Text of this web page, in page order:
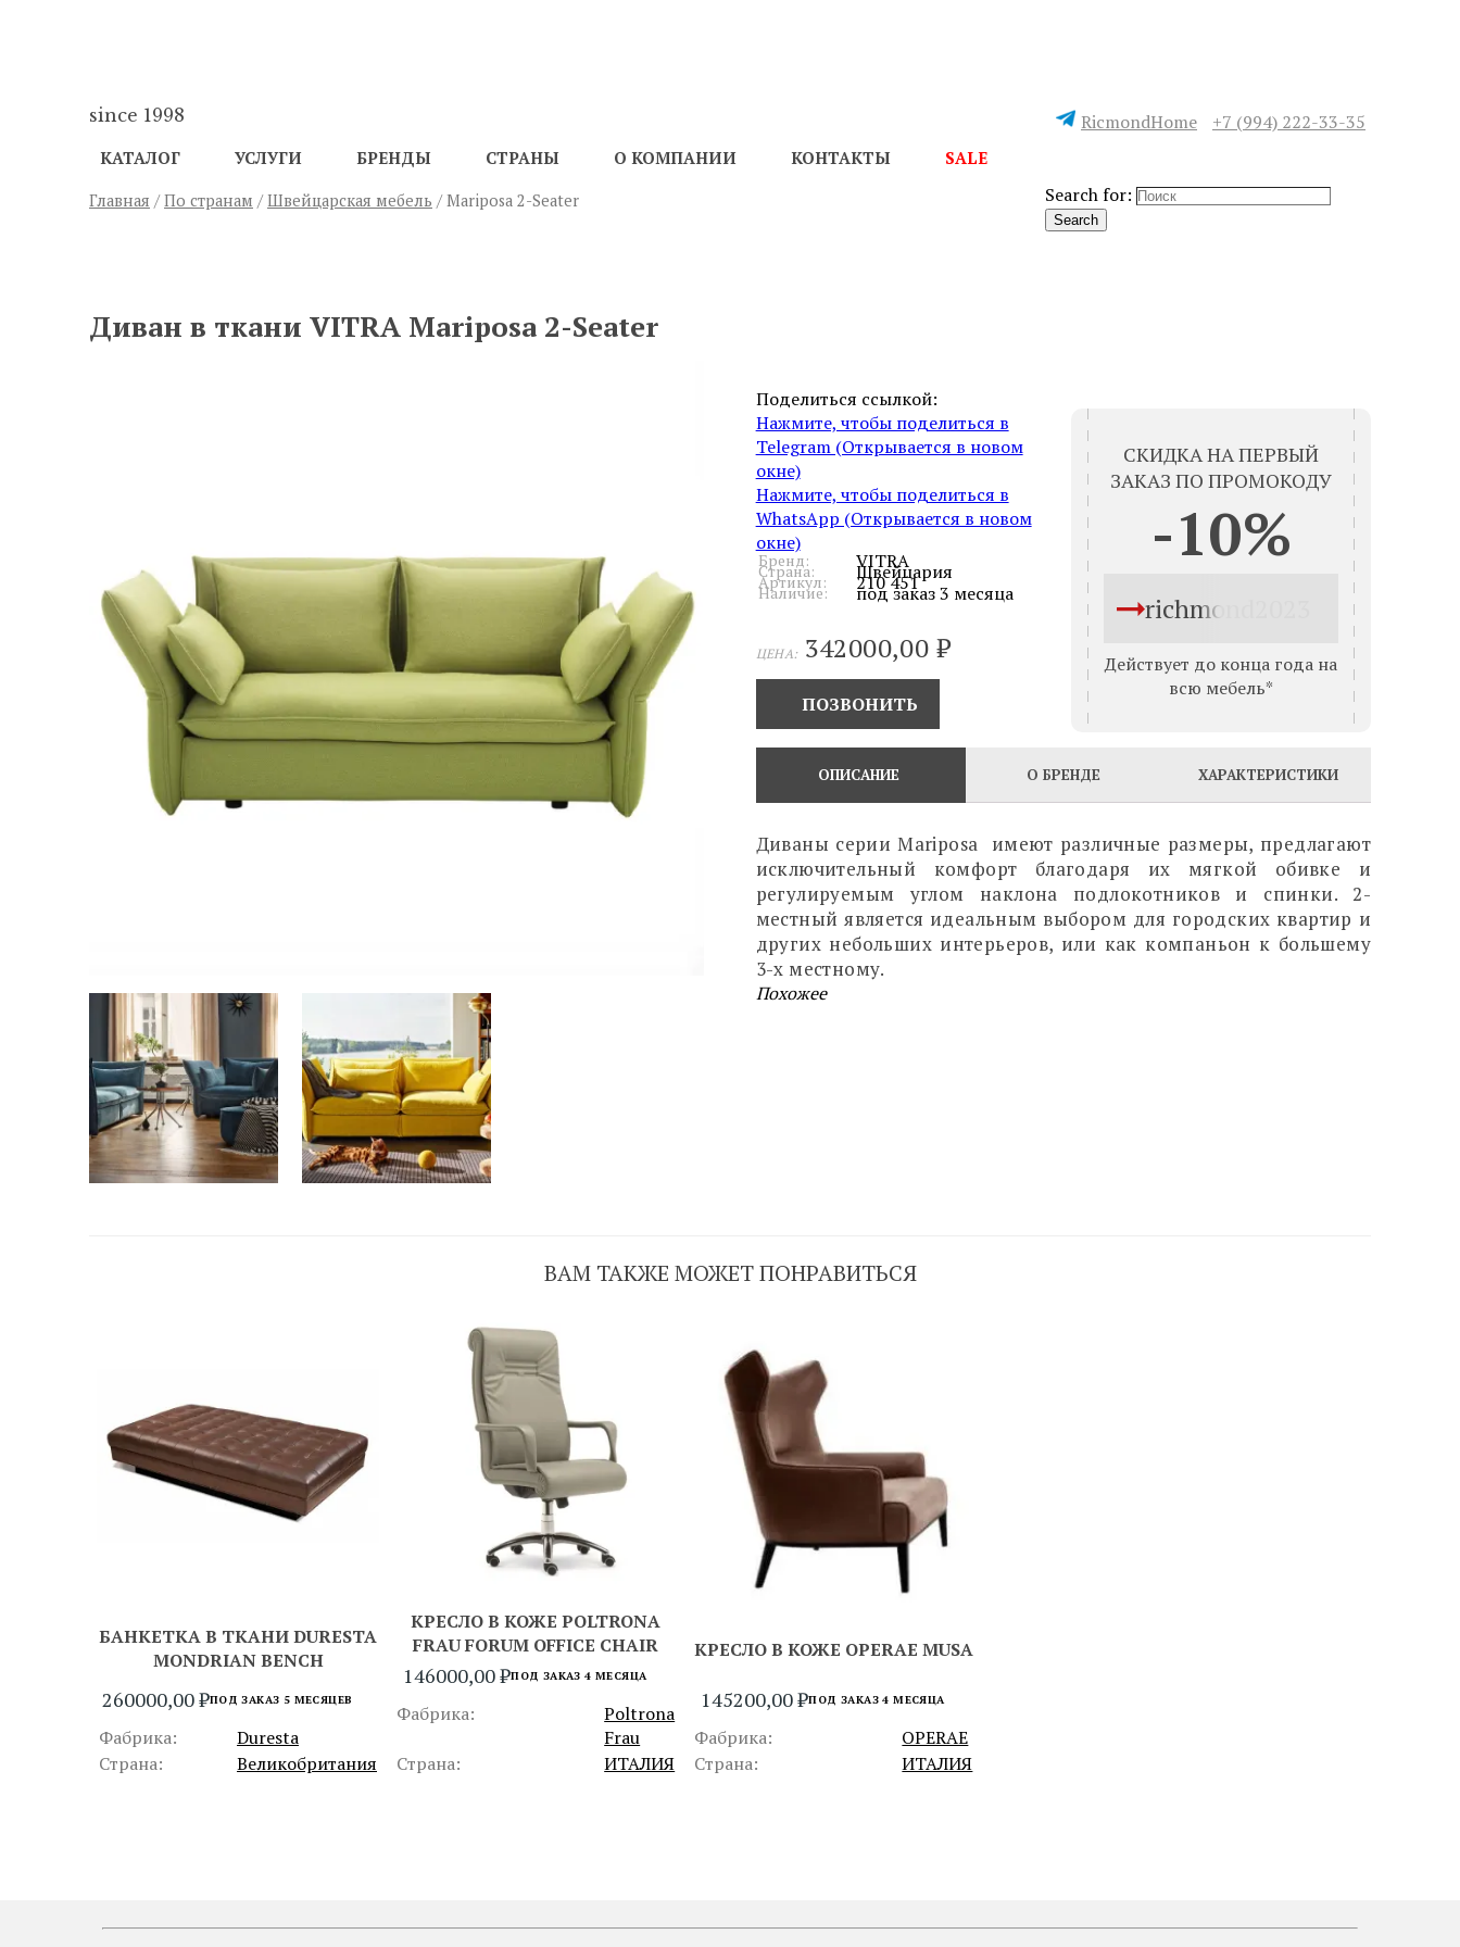
since 1998 RicmondHome +7 (994) 222-33-35
КАТАЛОГ УСЛУГИ БРЕНДЫ СТРАНЫ О КОМПАНИИ КОНТАКТЫ SALE
Главная /По странам /Швейцарская мебель / Mariposa 2-Seater Search for:
Search
Диван в ткани VITRA Mariposa 2-Seater
Поделиться ссылкой:
Нажмите, чтобы поделиться в
Telegram (Открывается в новом
окне)
Нажмите, чтобы поделиться в
WhatsApp (Открывается в новом
окне)
Бренд: VITRA
Страна: Швейцария
Артикул: 210 451
Наличие: под заказ 3 месяца
ЦЕНА: 342000,00 ₽
ПОЗВОНИТЬ
СКИДКА НА ПЕРВЫЙ
ЗАКАЗ ПО ПРОМОКОДУ
-10%
richmond2023
Действует до конца года на
всю мебель*
ОПИСАНИЕ О БРЕНДЕ ХАРАКТЕРИСТИКИ
Диваны серии Mariposa имеют различные размеры, предлагают
исключительный комфорт благодаря их мягкой обивке и
регулируемым углом наклона подлокотников и спинки. 2-
местный является идеальным выбором для городских квартир и
других небольших интерьеров, или как компаньон к большему
3-х местному.
Похожее
ВАМ ТАКЖЕ МОЖЕТ ПОНРАВИТЬСЯ
БАНКЕТКА В ТКАНИ DURESTA
MONDRIAN BENCH
260000,00₽ПОД ЗАКАЗ 5 МЕСЯЦЕВ
Фабрика:
Duresta
Страна:
Великобритания
КРЕСЛО В КОЖЕ POLTRONA
FRAU FORUM OFFICE CHAIR
146000,00₽ПОД ЗАКАЗ 4 МЕСЯЦА
Фабрика:
Poltrona
Frau
Страна:
ИТАЛИЯ
КРЕСЛО В КОЖЕ OPERAE MUSA
145200,00₽ПОД ЗАКАЗ 4 МЕСЯЦА
Фабрика:
OPERAE
Страна:
ИТАЛИЯ